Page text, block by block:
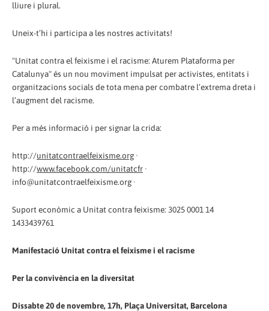
lliure i plural.
Uneix-t’hi i participa a les nostres activitats!
"Unitat contra el feixisme i el racisme: Aturem Plataforma per
Catalunya" és un nou moviment impulsat per activistes, entitats i
organitzacions socials de tota mena per combatre l’extrema dreta i
l’augment del racisme.
Per a més informació i per signar la crida:
http://unitatcontraelfeixisme.org·
http://www.facebook.com/unitatcfr ·
info@unitatcontraelfeixisme.org ·
Suport econòmic a Unitat contra feixisme: 3025 0001 14
1433439761
Manifestació Unitat contra el feixisme i el racisme
Per la convivència en la diversitat
Dissabte 20 de novembre, 17h, Plaça Universitat, Barcelona